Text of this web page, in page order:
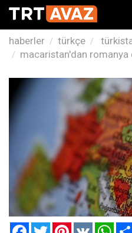
haberler türkçe
macaristan'dan romanya
FacebookTwitterPinterest
VK